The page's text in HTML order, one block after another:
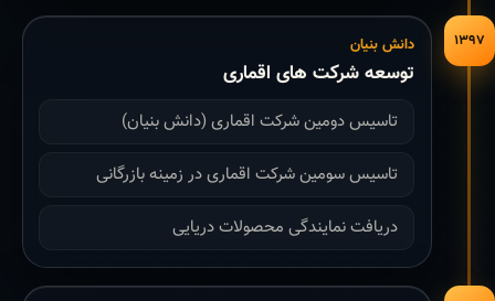
۱۳۹۷ دانش بنیان
توسعه شرکت های اقماری
تاسیس دومین شرکت اقماری (دانش بنیان)
تاسیس سومین شرکت اقماری در زمینه بازرگانی
دریافت نمایندگی محصولات دریایی